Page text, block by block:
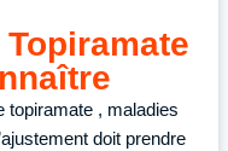
topiramate , maladies
doit prendre